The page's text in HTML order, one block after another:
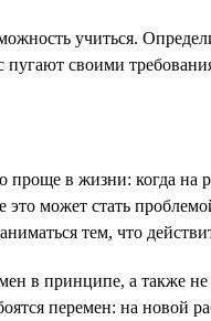
учиться.
пугают своими
в жизни: когда
может стать
тем, что
в принципе, а также
перемен: на новой